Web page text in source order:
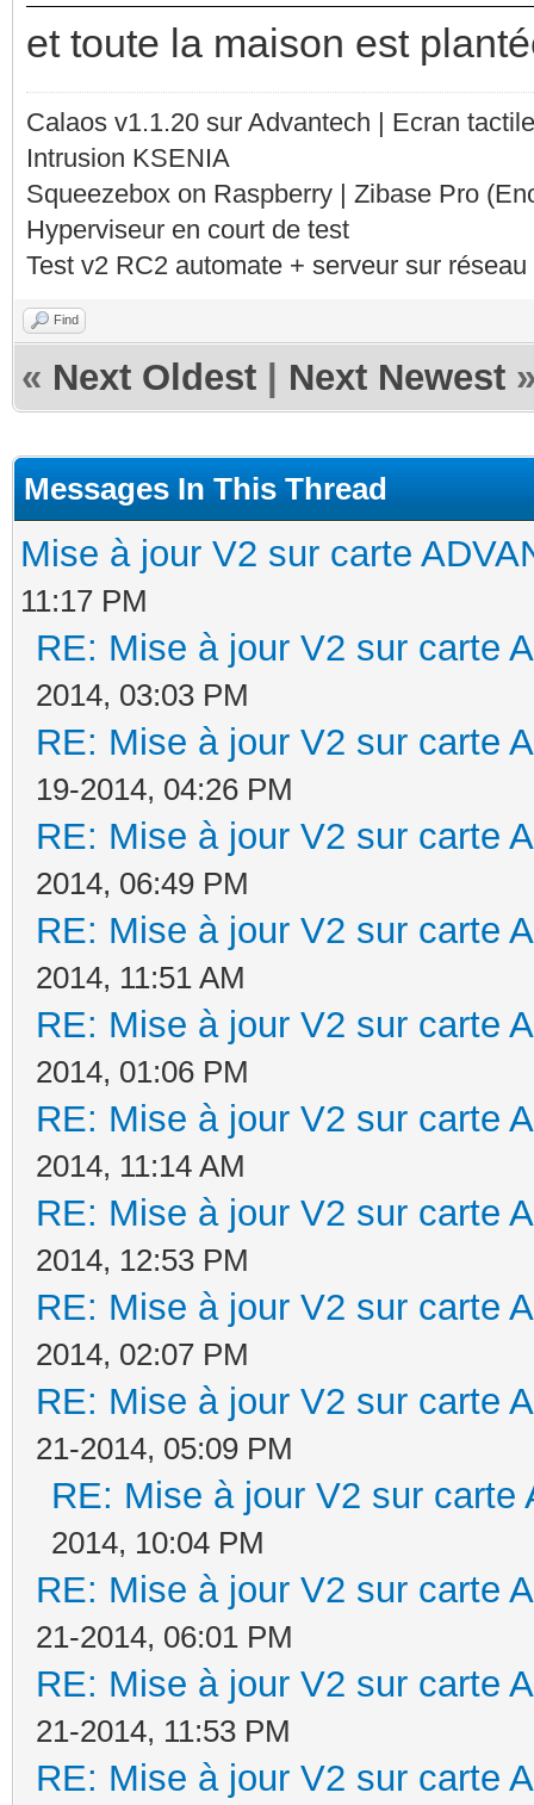
et toute la maison est
Calaos v1.1.20 sur Advantech | Ecran
Intrusion KSENIA
Squeezebox on Raspberry | Zibase Pro
Hyperviseur en court de test
Test v2 RC2 automate + serveur sur
Find
« Next Oldest Next Newest
Messages In This Thread
Mise à jour V2 sur carte
11:17 PM
RE: Mise à jour V2 sur carte
2014, 03:03 PM
RE: Mise à jour V2 sur carte
19-2014, 04:26 PM
RE: Mise à jour V2 sur carte
2014, 06:49 PM
RE: Mise à jour V2 sur carte
2014, 11:51 AM
RE: Mise à jour V2 sur carte
2014, 01:06 PM
RE: Mise à jour V2 sur carte
2014, 11:14 AM
RE: Mise à jour V2 sur carte
2014, 12:53 PM
RE: Mise à jour V2 sur carte
2014, 02:07 PM
RE: Mise à jour V2 sur carte
21-2014, 05:09 PM
RE: Mise à jour V2 sur carte
2014, 10:04 PM
RE: Mise à jour V2 sur carte
21-2014, 06:01 PM
RE: Mise à jour V2 sur carte
21-2014, 11:53 PM
RE: Mise à jour V2 sur carte